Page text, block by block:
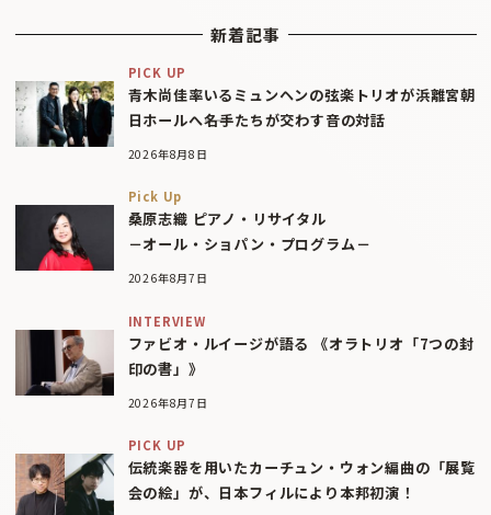
新着記事
PICK UP
青木尚佳率いるミュンヘンの弦楽トリオが浜離宮朝
日ホールへ――名手たちが交わす音の対話
2026年8月8日
Pick Up
桑原志織 ピアノ・リサイタル
－オール・ショパン・プログラム－
2026年8月7日
INTERVIEW
ファビオ・ルイージが語る 《オラトリオ「7つの封
印の書」》
2026年8月7日
PICK UP
伝統楽器を用いたカーチュン・ウォン編曲の「展覧
会の絵」が、日本フィルにより本邦初演！